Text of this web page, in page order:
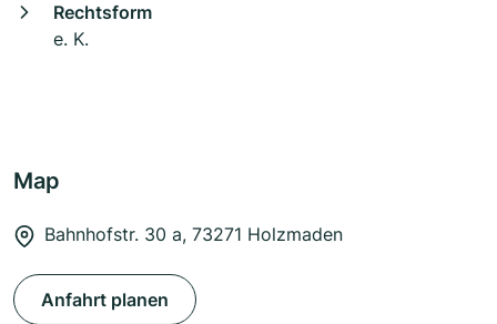
Rechtsform
e. K.
Map
Bahnhofstr. 30 a, 73271 Holzmaden
Anfahrt planen